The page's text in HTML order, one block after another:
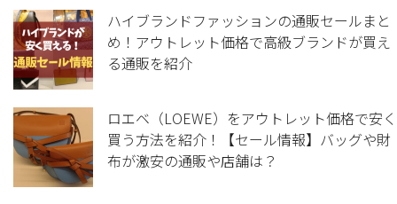
ハイブランドファッションの通販セールまと
め！アウトレット価格で高級ブランドが買え
る通販を紹介
ロエベ（LOEWE）をアウトレット価格で安く
買う方法を紹介！【セール情報】バッグや財
布が激安の通販や店舗は？